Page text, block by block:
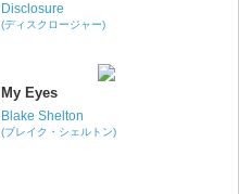
Disclosure
(ディスクロージャー)
My Eyes
Blake Shelton
(ブレイク・シェルトン)